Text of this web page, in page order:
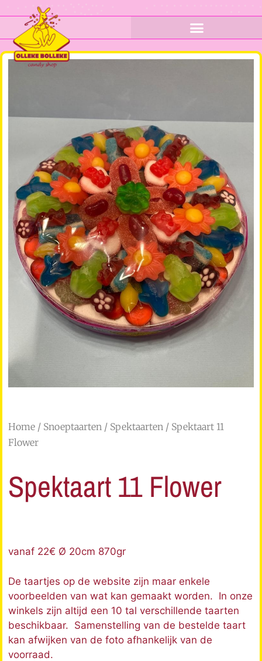
Home / Snoeptaarten / Spektaarten / Spektaart 11
Flower
Spektaart 11 Flower
vanaf 22€ Ø 20cm 870gr
De taartjes op de website zijn maar enkele
voorbeelden van wat kan gemaakt worden. In onze
winkels zijn altijd een 10 tal verschillende taarten
beschikbaar. Samenstelling van de bestelde taart
kan afwijken van de foto afhankelijk van de
voorraad.